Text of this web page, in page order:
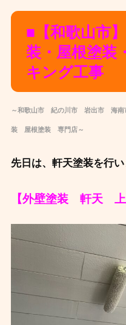
■ 【和歌山
装・屋根塗装
キング工事
～和歌山市 紀の川市 岩出市 海
装 屋根塗装 専門店～
先日は、軒天塗装を行
【外壁塗装 軒天 上